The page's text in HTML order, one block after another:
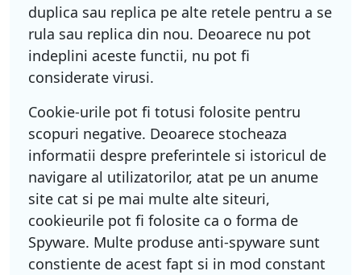
duplica sau replica pe alte retele pentru a se
rula sau replica din nou. Deoarece nu pot
indeplini aceste functii, nu pot fi
considerate virusi.
Cookie-urile pot fi totusi folosite pentru
scopuri negative. Deoarece stocheaza
informatii despre preferintele si istoricul de
navigare al utilizatorilor, atat pe un anume
site cat si pe mai multe alte siteuri,
cookieurile pot fi folosite ca o forma de
Spyware. Multe produse anti-spyware sunt
constiente de acest fapt si in mod constant